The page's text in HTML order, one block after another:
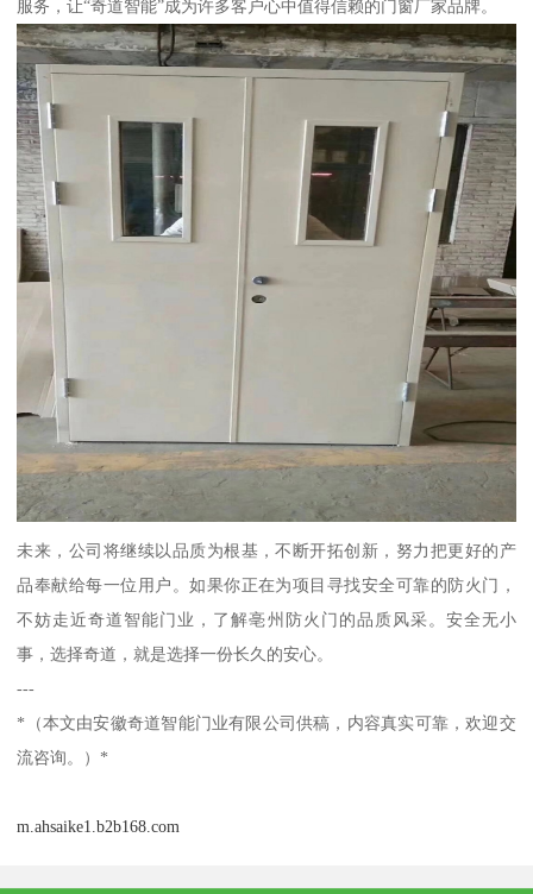
服务，让“奇道智能”成为许多客户心中值得信赖的门窗厂家品牌。
未来，公司将继续以品质为根基，不断开拓创新，努力把更好的产
品奉献给每一位用户。如果你正在为项目寻找安全可靠的防火门，
不妨走近奇道智能门业，了解亳州防火门的品质风采。安全无小
事，选择奇道，就是选择一份长久的安心。
---
*（本文由安徽奇道智能门业有限公司供稿，内容真实可靠，欢迎交
流咨询。）*
m.ahsaike1.b2b168.com